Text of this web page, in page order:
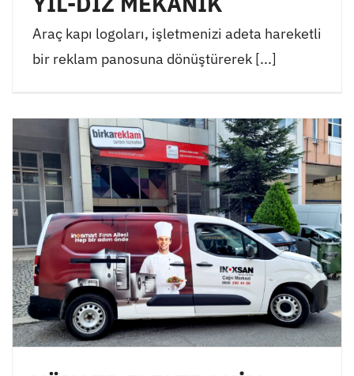
Araç kapı logoları, işletmenizi adeta hareketli
bir reklam panosuna dönüştürerek [...]